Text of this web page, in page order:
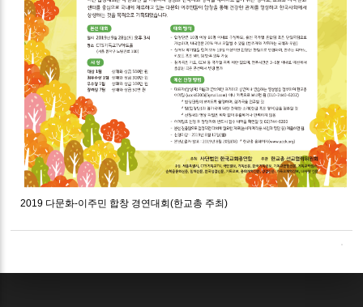
2019 다문화-이주민 합창 경연대회(한교총 주최)